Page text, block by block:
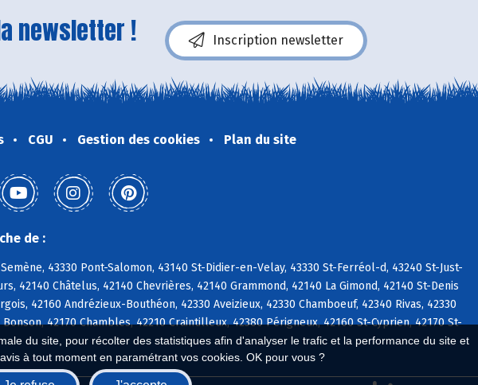
du site, pour récolter des statistiques afin d'analyser le trafic et la performance du site et
à tout moment en paramétrant vos cookies. OK pour vous ?
newsletter ! Inscription newsletter
CGU Gestion des cookies Plan du site
de :
43330 Pont-Salomon, 43140 St-Didier-en-Velay, 43330 St-Ferréol-d, 43240 St-Just-
42140 Châtelus, 42140 Chevrières, 42140 Grammond, 42140 La Gimond, 42140 St-Denis
42160 Andrézieux-Bouthéon, 42330 Aveizieux, 42330 Chamboeuf, 42340 Rivas, 42330
42170 Chambles, 42210 Craintilleux, 42380 Périgneux, 42160 St-Cyprien, 42170 St-